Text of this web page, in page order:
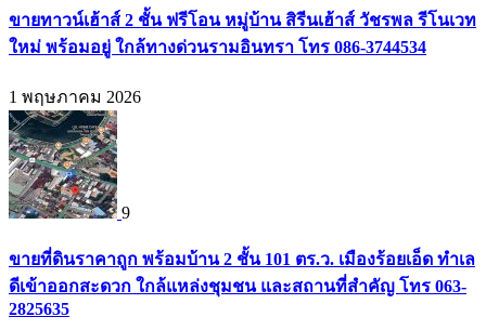
ขายทาวน์เฮ้าส์ 2 ชั้น ฟรีโอน หมู่บ้าน สิรีนเฮ้าส์ วัชรพล รีโนเวท
ใหม่ พร้อมอยู่ ใกล้ทางด่วนรามอินทรา โทร 086-3744534
1 พฤษภาคม 2026
9
ขายที่ดินราคาถูก พร้อมบ้าน 2 ชั้น 101 ตร.ว. เมืองร้อยเอ็ด ทำเล
ดีเข้าออกสะดวก ใกล้แหล่งชุมชน และสถานที่สำคัญ โทร 063-
2825635